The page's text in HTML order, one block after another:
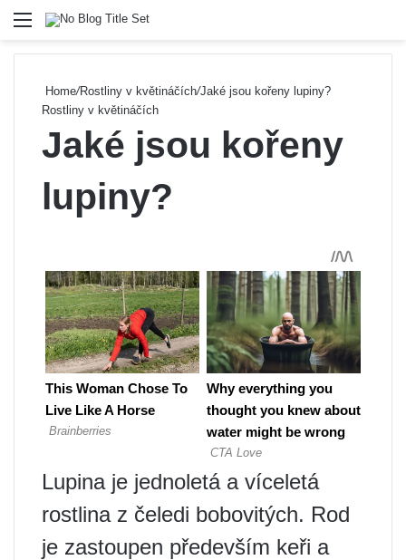
Menu
Home/Rostliny v květináčích/Jaké jsou kořeny lupiny?
Rostliny v květináčích
Jaké jsou kořeny
lupiny?
Lupina je jednoletá a víceletá
rostlina z čeledi bobovitých. Rod
je zastoupen především keři a